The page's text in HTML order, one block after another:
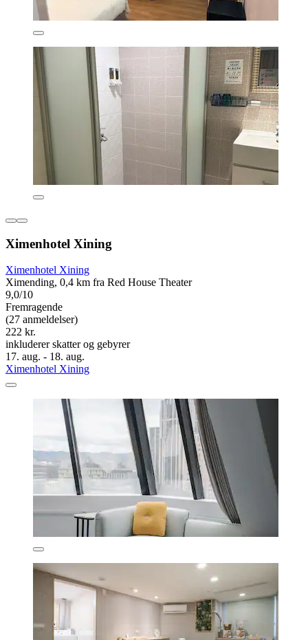
Ximenhotel Xining
Ximenhotel Xining
Ximending, 0,4 km fra Red House Theater
9,0/10
Fremragende
(27 anmeldelser)
222 kr.
inkluderer skatter og gebyrer
17. aug. - 18. aug.
Ximenhotel Xining